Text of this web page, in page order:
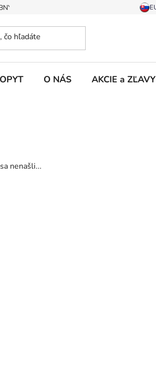
ÚDAJOV
O NÁS AKCIE a ZĽAVY
sa nenašli...